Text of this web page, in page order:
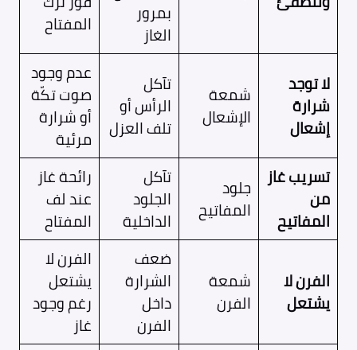
بمرور
الغاز المفتاح
لا توجد
شرارة
إشعال
شمعة
الإشعال
تآكل
الرأس أو
تلف العزل
عدم وجود
صوت تكّة
أو شرارة
مرئية
تسريب غاز
من
المفاتيح
جلود
المفاتيح
تآكل
الجلود
الداخلية
رائحة غاز
عند لف
المفتاح
الفرن لا
يشتعل
شمعة
الفرن
ضعف
الشرارة
داخل
الفرن
الفرن لا
يشتعل
رغم وجود
غاز